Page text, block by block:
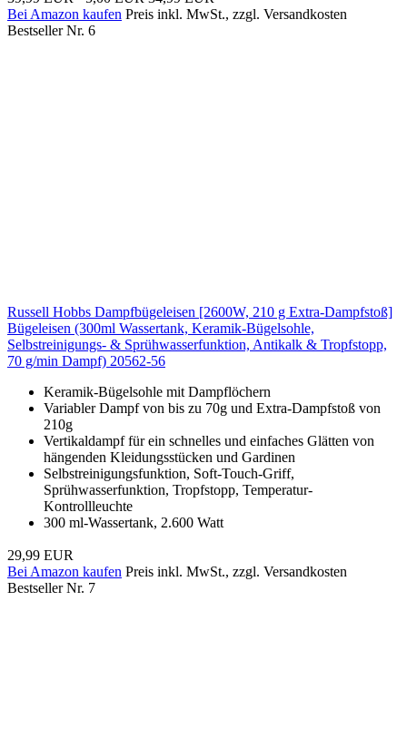
Bei Amazon kaufen Preis inkl. MwSt., zzgl. Versandkosten
Bestseller Nr. 6
Russell Hobbs Dampfbügeleisen [2600W, 210 g Extra-Dampfstoß]
Bügeleisen (300ml Wassertank, Keramik-Bügelsohle,
Selbstreinigungs- & Sprühwasserfunktion, Antikalk & Tropfstopp,
70 g/min Dampf) 20562-56
Keramik-Bügelsohle mit Dampflöchern
Variabler Dampf von bis zu 70g und Extra-Dampfstoß von
210g
Vertikaldampf für ein schnelles und einfaches Glätten von
hängenden Kleidungsstücken und Gardinen
Selbstreinigungsfunktion, Soft-Touch-Griff,
Sprühwasserfunktion, Tropfstopp, Temperatur-
Kontrollleuchte
300 ml-Wassertank, 2.600 Watt
29,99 EUR
Bei Amazon kaufen Preis inkl. MwSt., zzgl. Versandkosten
Bestseller Nr. 7